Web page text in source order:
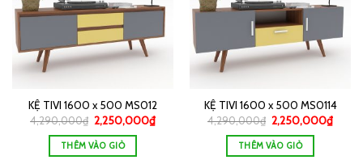
KỆ TIVI 1600 x 500 MS012
4,290,000₫ 2,250,000₫
THÊM VÀO GIỎ
KỆ TIVI 1600 x 500 MS0114
4,290,000₫ 2,250,000₫
THÊM VÀO GIỎ